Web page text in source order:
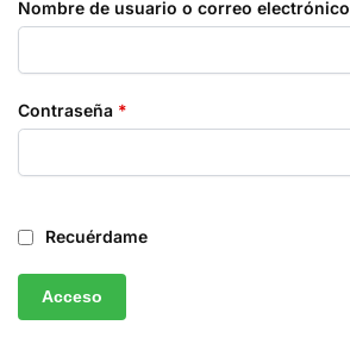
Nombre de usuario o correo electrónico
Contraseña *
Recuérdame
Acceso